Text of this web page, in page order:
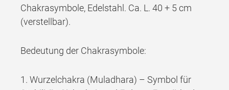
Chakrasymbole, Edelstahl. Ca. L. 40 + 5 cm
(verstellbar).
Bedeutung der Chakrasymbole:
1. Wurzelchakra (Muladhara) – Symbol für